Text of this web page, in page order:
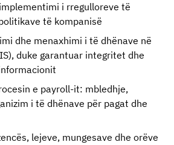
i rregulloreve të
të kompanisë
dhe menaxhimi i të dhënave në
duke garantuar integritet dhe
e payroll-it: mbledhje,
i të dhënave për pagat dhe
lejeve, mungesave dhe orëve